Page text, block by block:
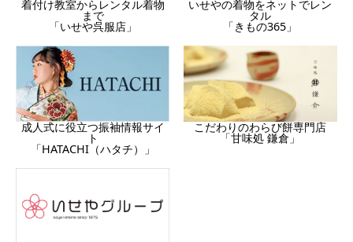
着付け教室からレンタル着物
まで
「いせや呉服店」
いせやの着物をネットでレン
タル
「きもの365」
成人式に役立つ振袖情報サイ
ト
「HATACHI（ハタチ）」
こだわりのわらび餅専門店
「甘味処 鎌倉」